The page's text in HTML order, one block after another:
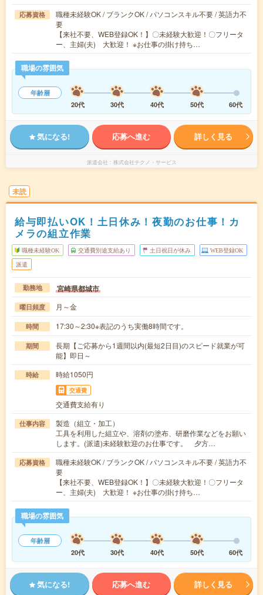
応募資格
職種未経験OK / ブランクOK / パソコンスキル不要 / 英語力不
要
【来社不要、WEB登録OK！】〇未経験大歓迎！〇フリータ
ー、主婦(夫) 大歓迎！ ※お仕事の掛け持ち…
職場の雰囲気
年齢層
20代
30代 40代 50代 60代
気になる! 応募へ進む 詳しく見る
派遣会社 株式会社テクノ・サービス
未読
給与即払いOK！土日休み！夜勤のお仕事！カ
メラの組立作業
職種未経験OK 交通費別途支給あり 土日祝日が休み WEB登録OK
派遣
勤務地 宮崎県都城市
曜日頻度 月～金
時間 17:30～2:30※表記のうち実働8時間です。
期間
長期【ご応募から1週間以内(最短2日目)のスピード就業が可
能】即日～
時給 時給1050円
交通費
交通費支給有り
仕事内容
製造（組立・加工）
工具を利用した組立や、溶剤の塗布、研磨作業などをお願い
します。(派遣)未経験歓迎のお仕事です。 夕方…
応募資格
職種未経験OK / ブランクOK / パソコンスキル不要 / 英語力不
要
【来社不要、WEB登録OK！】〇未経験大歓迎！〇フリータ
ー、主婦(夫) 大歓迎！ ※お仕事の掛け持ち…
職場の雰囲気
年齢層
20代
30代 40代 50代 60代
気になる! 応募へ進む 詳しく見る